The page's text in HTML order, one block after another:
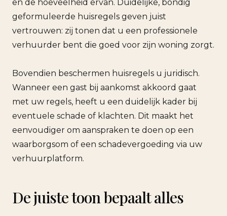
en de hoeveelheid ervan. Duidelijke, bondig
geformuleerde huisregels geven juist
vertrouwen: zij tonen dat u een professionele
verhuurder bent die goed voor zijn woning zorgt.
Bovendien beschermen huisregels u juridisch.
Wanneer een gast bij aankomst akkoord gaat
met uw regels, heeft u een duidelijk kader bij
eventuele schade of klachten. Dit maakt het
eenvoudiger om aanspraken te doen op een
waarborgsom of een schadevergoeding via uw
verhuurplatform.
De juiste toon bepaalt alles